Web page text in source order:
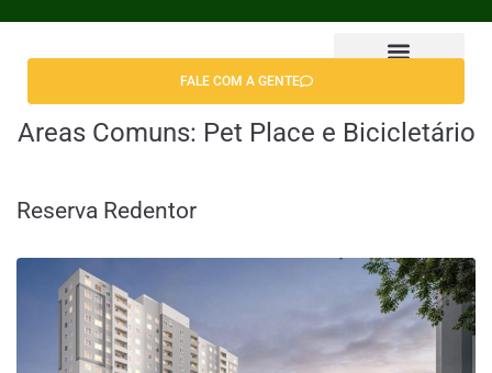
FALE COM A GENTE
Areas Comuns: Pet Place e Bicicletário
Reserva Redentor